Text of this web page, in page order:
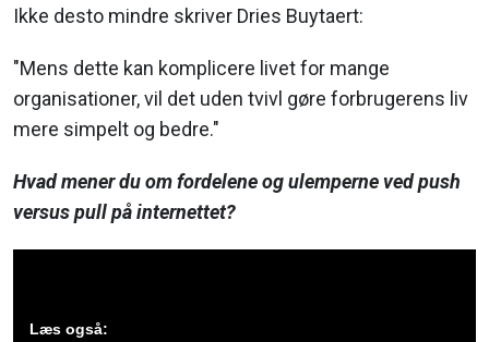
Ikke desto mindre skriver Dries Buytaert:
"Mens dette kan komplicere livet for mange
organisationer, vil det uden tvivl gøre forbrugerens liv
mere simpelt og bedre."
Hvad mener du om fordelene og ulemperne ved push
versus pull på internettet?
Læs også: